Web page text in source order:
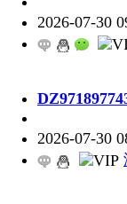
2026-07-30
2026-07-30